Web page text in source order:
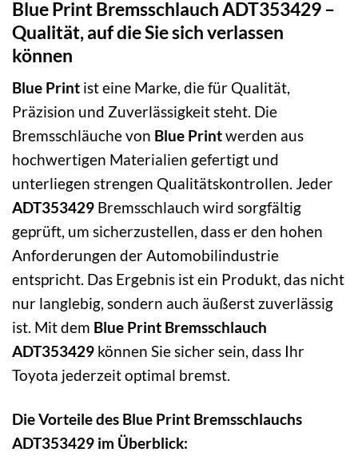
Blue Print Bremsschlauch ADT353429 –
Qualität, auf die Sie sich verlassen
können
Blue Print ist eine Marke, die für Qualität,
Präzision und Zuverlässigkeit steht. Die
Bremsschläuche von Blue Printwerden aus
hochwertigen Materialien gefertigt und
unterliegen strengen Qualitätskontrollen. Jeder
ADT353429 Bremsschlauch wird sorgfältig
geprüft, um sicherzustellen, dass er den hohen
Anforderungen der Automobilindustrie
entspricht. Das Ergebnis ist ein Produkt, das nicht
nur langlebig, sondern auch äußerst zuverlässig
ist. Mit dem Blue Print Bremsschlauch
ADT353429 können Sie sicher sein, dass Ihr
Toyota jederzeit optimal bremst.
Die Vorteile des Blue Print Bremsschlauchs
ADT353429 im Überblick: